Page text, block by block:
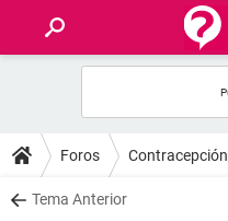
FOROS
SALUD
Foros Contracepción
Tema Anterior